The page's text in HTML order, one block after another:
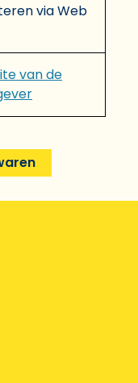
via Web
van de